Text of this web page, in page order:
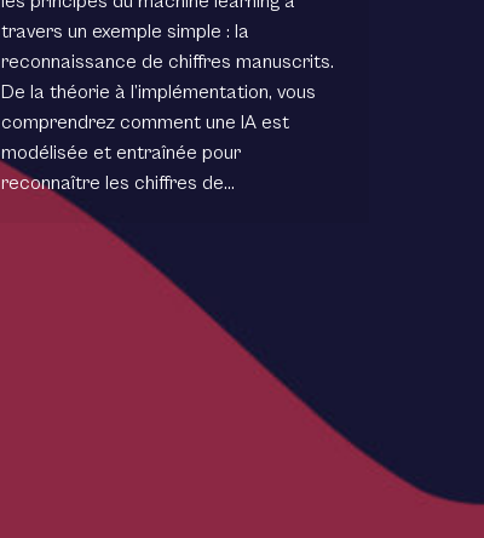
travers un exemple simple : la
reconnaissance de chiffres manuscrits.
De la théorie à l’implémentation, vous
comprendrez comment une IA est
modélisée et entraînée pour
reconnaître les chiffres de…